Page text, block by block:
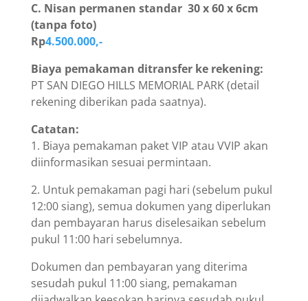
C. Nisan permanen standar 30 x 60 x 6cm
(tanpa foto)
Rp4.500.000,-
Biaya pemakaman ditransfer ke rekening:
PT SAN DIEGO HILLS MEMORIAL PARK (detail
rekening diberikan pada saatnya).
Catatan:
1. Biaya pemakaman paket VIP atau VVIP akan
diinformasikan sesuai permintaan.
2. Untuk pemakaman pagi hari (sebelum pukul
12:00 siang), semua dokumen yang diperlukan
dan pembayaran harus diselesaikan sebelum
pukul 11:00 hari sebelumnya.
Dokumen dan pembayaran yang diterima
sesudah pukul 11:00 siang, pemakaman